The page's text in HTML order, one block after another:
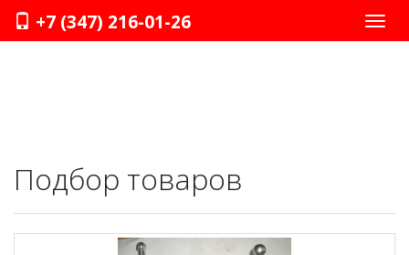
+7 (347) 216-01-26
Подбор товаров